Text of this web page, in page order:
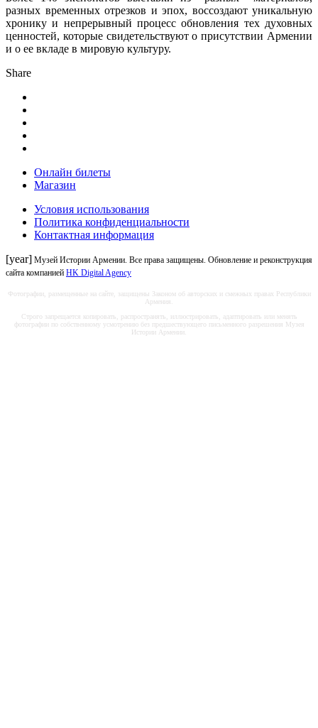
разных временных отрезков и эпох, воссоздают уникальную
хронику и непрерывный процесс обновления тех духовных
ценностей, которые свидетельствуют о присутствии Армении
и о ее вкладе в мировую культуру.
Share
Онлайн билеты
Магазин
Условия использования
Политика конфиденциальности
Контактная информация
[year] Музей Истории Армении. Все права защищены. Обновление и реконструкция
сайта компанией HK Digital Agency
Фотографии, размещенные на сайте, защищены Законом об авторских и смежных правах Республики
Армения.
Строго запрещается копировать, распространять, иллюстрировать, адаптировать или менять
фотографии по собственному усмотрению без предшествующего письменного разрешения Музея
Истории Армении.